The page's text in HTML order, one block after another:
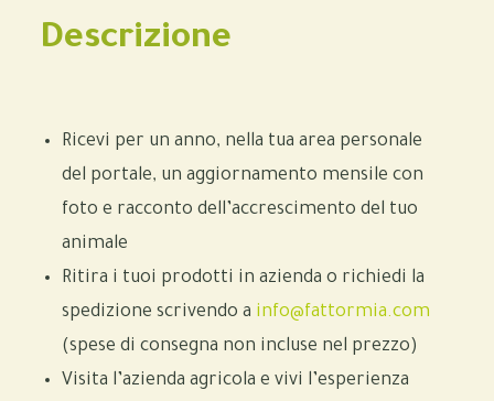
Descrizione
Ricevi per un anno, nella tua area personale
del portale, un aggiornamento mensile con
foto e racconto dell’accrescimento del tuo
animale
Ritira i tuoi prodotti in azienda o richiedi la
spedizione scrivendo a info@fattormia.com
(spese di consegna non incluse nel prezzo)
Visita l’azienda agricola e vivi l’esperienza